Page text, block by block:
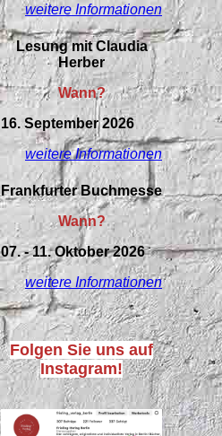
weitere Informationen
Lesung mit Claudia
Herber
Wann?
16. September 2026
weitere Informationen
Frankfurter Buchmesse
Wann?
07. - 11. Oktober 2026
weitere Informationen
Folgen Sie uns auf
Instagram!